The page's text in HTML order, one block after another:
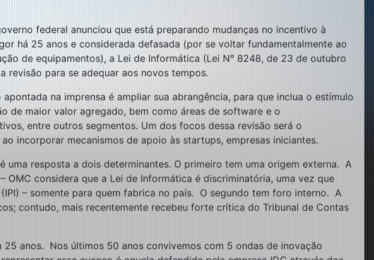
federal anunciou que está preparando mudanças no incentivo à
há 25 anos e considerada defasada (por se voltar fundamentalmente ao
de equipamentos), a Lei de Informática (Lei N° 8248, de 23 de outubro
revisão para se adequar aos novos tempos.
na imprensa é ampliar sua abrangência, para que inclua o estímulo
de maior valor agregado, bem como áreas de software e o
entre outros segmentos. Um dos focos dessa revisão será o
incorporar mecanismos de apoio às startups, empresas iniciantes.
uma resposta a dois determinantes. O primeiro tem uma origem externa. A
OMC considera que a Lei de Informática é discriminatória, uma vez que
– somente para quem fabrica no país. O segundo tem foro interno. A
contudo, mais recentemente recebeu forte crítica do Tribunal de Contas
anos. Nos últimos 50 anos convivemos com 5 ondas de inovação